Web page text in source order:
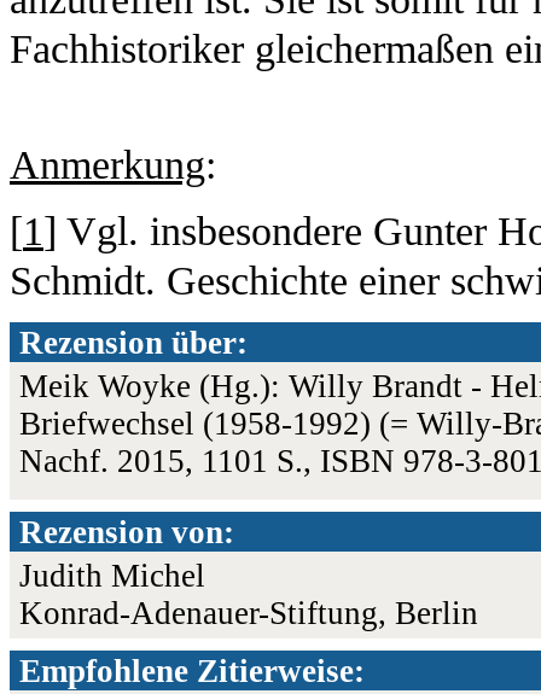
Fachhistoriker gleichermaßen
Anmerkung:
[1] Vgl. insbesondere Gunter
Schmidt. Geschichte einer
Rezension über:
Meik Woyke (Hg.): Willy Brandt -
Briefwechsel (1958-1992) (= Willy-
Nachf. 2015, 1101 S., ISBN 978-3-
Rezension von:
Judith Michel
Konrad-Adenauer-Stiftung, Berlin
Empfohlene Zitierweise: